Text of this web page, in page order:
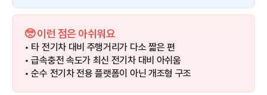
🥺 이런 점은 아쉬워요
• 타 전기차 대비 주행거리가 다소 짧은 편
• 급속충전 속도가 최신 전기차 대비 아쉬움
• 순수 전기차 전용 플랫폼이 아닌 개조형 구조